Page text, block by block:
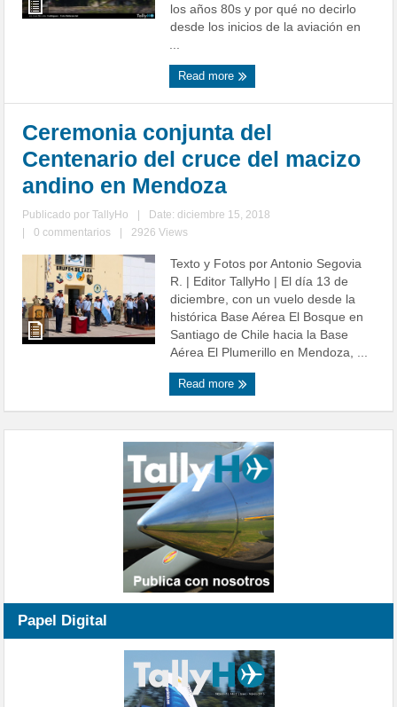
los años 80s y por qué no decirlo
desde los inicios de la aviación en
...
Read more
Ceremonia conjunta del
Centenario del cruce del macizo
andino en Mendoza
Publicado porTallyHo
Date: diciembre 15, 2018
0 commentarios 2926 Views
Texto y Fotos por Antonio Segovia
R. | Editor TallyHo | El día 13 de
diciembre, con un vuelo desde la
histórica Base Aérea El Bosque en
Santiago de Chile hacia la Base
Aérea El Plumerillo en Mendoza, ...
Read more
Papel Digital